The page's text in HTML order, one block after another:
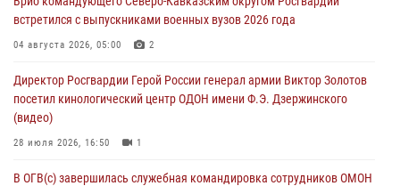
угрожавшего подростку травматическим пистолетом
06 августа 2026, 11:33
крупная нарколаборатория
встретился с выпускниками военных вузов 2026 года
04 августа 2026, 05:00 2
Директор Росгвардии Герой России генерал армии Виктор Золотов
посетил кинологический центр ОДОН имени Ф.Э. Дзержинского
(видео)
28 июля 2026, 16:50 1
В ОГВ(с) завершилась служебная командировка сотрудников ОМОН